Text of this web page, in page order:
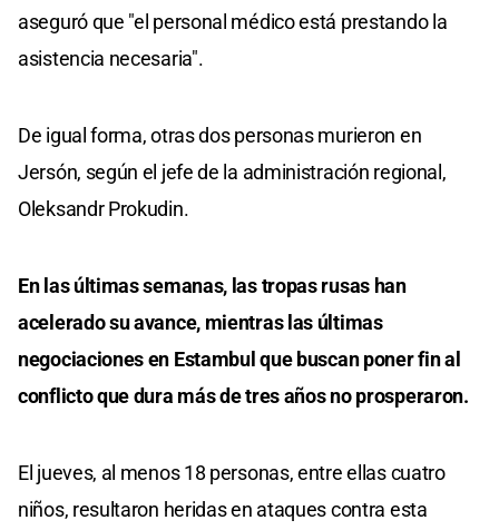
aseguró que "el personal médico está prestando la
asistencia necesaria".
De igual forma, otras dos personas murieron en
Jersón, según el jefe de la administración regional,
Oleksandr Prokudin.
En las últimas semanas, las tropas rusas han
acelerado su avance, mientras las últimas
negociaciones en Estambul que buscan poner fin al
conflicto que dura más de tres años no prosperaron.
El jueves, al menos 18 personas, entre ellas cuatro
niños, resultaron heridas en ataques contra esta